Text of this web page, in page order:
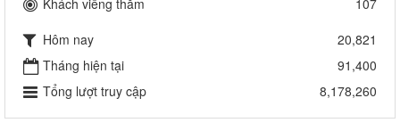
Khách viếng thăm
107
Hôm nay
20,821
Tháng hiện tại
91,400
Tổng lượt truy cập
8,178,260